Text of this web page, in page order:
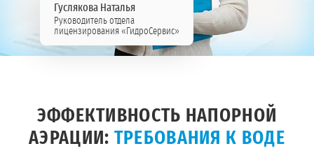
Гуслякова Наталья
Руководитель отдела
лицензирования «ГидроСервис»
ЭФФЕКТИВНОСТЬ НАПОРНОЙ
АЭРАЦИИ: ТРЕБОВАНИЯ К ВОДЕ